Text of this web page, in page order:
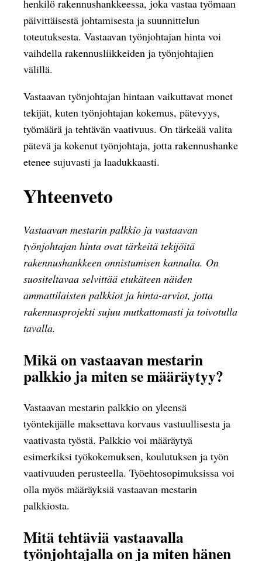
henkilö rakennushankkeessa, joka vastaa työmaan
päivittäisestä johtamisesta ja suunnittelun
toteutuksesta. Vastaavan työnjohtajan hinta voi
vaihdella rakennusliikkeiden ja työnjohtajien
välillä.
Vastaavan työnjohtajan hintaan vaikuttavat monet
tekijät, kuten työnjohtajan kokemus, pätevyys,
työmäärä ja tehtävän vaativuus. On tärkeää valita
pätevä ja kokenut työnjohtaja, jotta rakennushanke
etenee sujuvasti ja laadukkaasti.
Yhteenveto
Vastaavan mestarin palkkio ja vastaavan
työnjohtajan hinta ovat tärkeitä tekijöitä
rakennushankkeen onnistumisen kannalta. On
suositeltavaa selvittää etukäteen näiden
ammattilaisten palkkiot ja hinta-arviot, jotta
rakennusprojekti sujuu mutkattomasti ja toivotulla
tavalla.
Mikä on vastaavan mestarin
palkkio ja miten se määräytyy?
Vastaavan mestarin palkkio on yleensä
työntekijälle maksettava korvaus vastuullisesta ja
vaativasta työstä. Palkkio voi määräytyä
esimerkiksi työkokemuksen, koulutuksen ja työn
vaativuuden perusteella. Työehtosopimuksissa voi
olla myös määräyksiä vastaavan mestarin
palkkiosta.
Mitä tehtäviä vastaavalla
työnjohtajalla on ja miten hänen